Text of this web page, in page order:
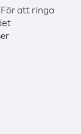
För att ringa